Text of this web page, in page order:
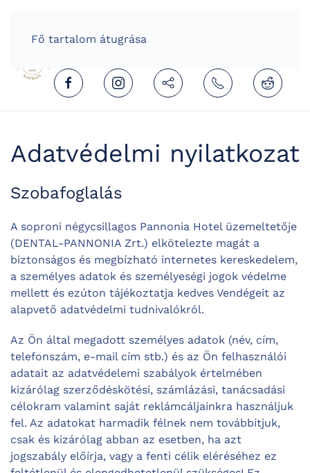
Fő tartalom átugrása
Adatvédelmi nyilatkozat
Szobafoglalás
A soproni négycsillagos Pannonia Hotel üzemeltetője
(DENTAL-PANNONIA Zrt.) elkötelezte magát a
biztonságos és megbízható internetes kereskedelem,
a személyes adatok és személyeségi jogok védelme
mellett és ezúton tájékoztatja kedves Vendégeit az
alapvető adatvédelmi tudnivalókról.
Az Ön által megadott személyes adatok (név, cím,
telefonszám, e-mail cím stb.) és az Ön felhasználói
adatait az adatvédelemi szabályok értelmében
kizárólag szerződéskötési, számlázási, tanácsadási
célokram valamint saját reklámcáljainkra használjuk
fel. Az adatokat harmadik félnek nem továbbítjuk,
csak és kizárólag abban az esetben, ha azt
jogszabály előírja, vagy a fenti célik eléréséhez ez